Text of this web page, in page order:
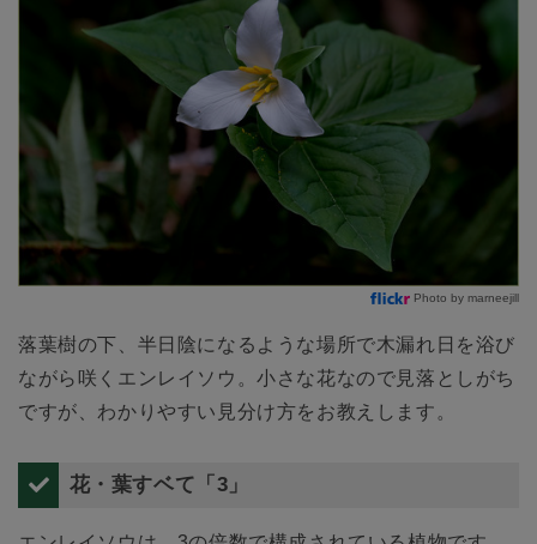
Photo by marneejill
落葉樹の下、半日陰になるような場所で木漏れ日を浴び
ながら咲くエンレイソウ。小さな花なので見落としがち
ですが、わかりやすい見分け方をお教えします。
花・葉すベて「3」